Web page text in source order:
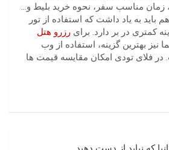
مناسب سفر، نحوه خرید بلیط و…
باید به یاد داشت که استفاده از تور
کمتری در بر دارد. برای رزرو هتل
نیز بهترین گزینه، استفاده از وب
. در فلای تودی امکان مقایسه قیمت ها